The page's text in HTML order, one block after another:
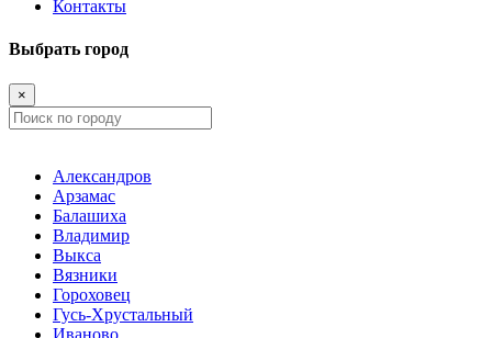
Контакты
Выбрать город
×
Александров
Арзамас
Балашиха
Владимир
Выкса
Вязники
Гороховец
Гусь-Хрустальный
Иваново